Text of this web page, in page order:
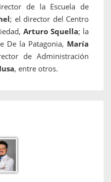
de la Escuela de
; el director del Centro
Arturo Squella; la
De la Patagonia, María
de Administración
, entre otros.